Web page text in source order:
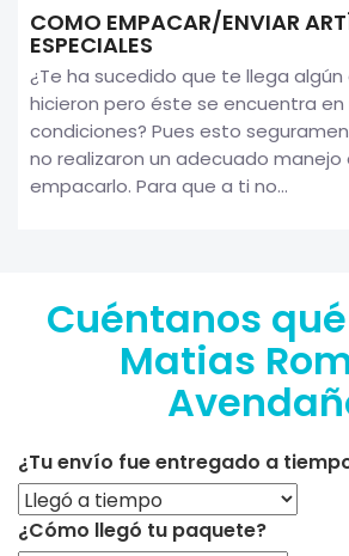
COMO EMPACAR/ENVIAR
ESPECIALES
¿Te ha sucedido que te llega
hicieron pero éste se encuentra en
condiciones? Pues esto
no realizaron un adecuado
empacarlo. Para que a ti no...
Cuéntanos
Matias
¿Tu envío fue entregado a
¿Cómo llegó tu paquete?